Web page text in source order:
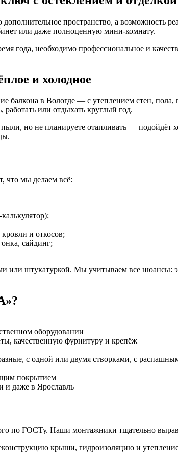
пространство, а возможность
или даже полноценную мини-комнату.
года, необходимо профессиональное и
и холодное
балкона в Вологде — с утеплением стен,
работать или отдыхать круглый год.
но не планируете отапливать —
что мы делаем всё:
и откосов;
сайдинг;
или штукатуркой. Мы учитываем все нюансы:
оборудовании
качественную фурнитуру и крепёж
с одной или двумя створками, с
покрытием
и даже в Ярославль
по ГОСТу. Наши монтажники тщательно
крыши, гидроизоляцию и